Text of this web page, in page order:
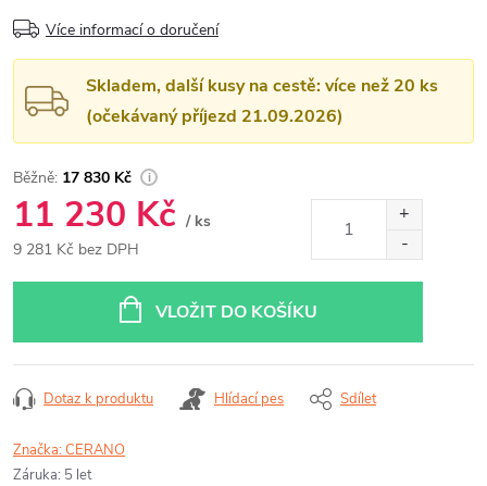
Více informací o doručení
Skladem, další kusy na cestě: více než 20 ks
(očekávaný příjezd 21.09.2026)
17 830 Kč
11 230 Kč / ks
9 281 Kč bez DPH
VLOŽIT DO KOŠÍKU
Dotaz k produktu Hlídací pes Sdílet
Značka:CERANO
Záruka: 5 let